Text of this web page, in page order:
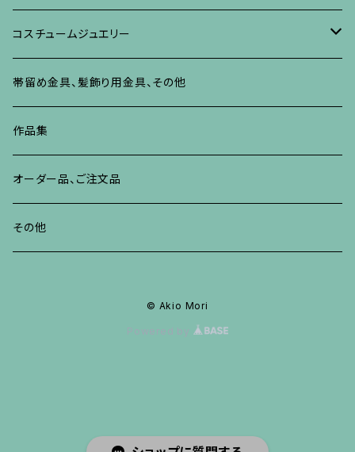
イヤリング、ピアス
ブローチ
イヤリング・ピアス
その他の蒔絵のアクセサリー
リング
ブレスレット、バングル、その他
ネックレス、ペンダント
リング
ブレスレット、バングル、その他
イヤリング、ピアス
ネックレス、ペンダント
ブレスレット、その他
リング
ブローチ
イヤリング、ピアス
ネックレス、ペンダント
リング
ブレスレット、バングル
コスチュームジュエリー
ブローチ
イヤリング、ピアス
ネックレス、ペンダント
リング
帯留め金具、髪飾り用金具、その他
作品集
オーダー品、ご注文品
その他
© Akio Mori
Powered by